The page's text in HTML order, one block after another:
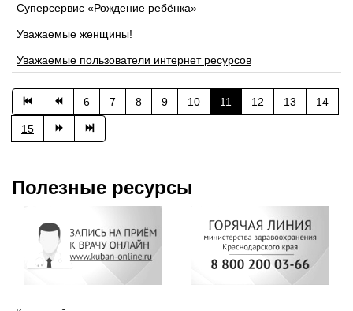
Суперсервис «Рождение ребёнка»
Уважаемые женщины!
Уважаемые пользователи интернет ресурсов
6 7 8 9 10 11 12 13 14
15
Полезные ресурсы